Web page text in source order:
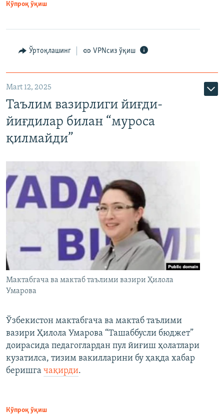
Кўпроқ ўқиш
Ўртоқлашинг VPNсиз ўқиш
Mart 12, 2025
Таълим вазирлиги йиғди-
йиғдилар билан “муроса
қилмайди”
Мактабгача ва мактаб таълими вазири Ҳилола
Умарова
Ўзбекистон мактабгача ва мактаб таълими
вазири Ҳилола Умарова “Ташаббусли бюджет”
доирасида педагоглардан пул йиғиш ҳолатлари
кузатилса, тизим вакилларини бу ҳақда хабар
беришга чақирди.
Кўпроқ ўқиш